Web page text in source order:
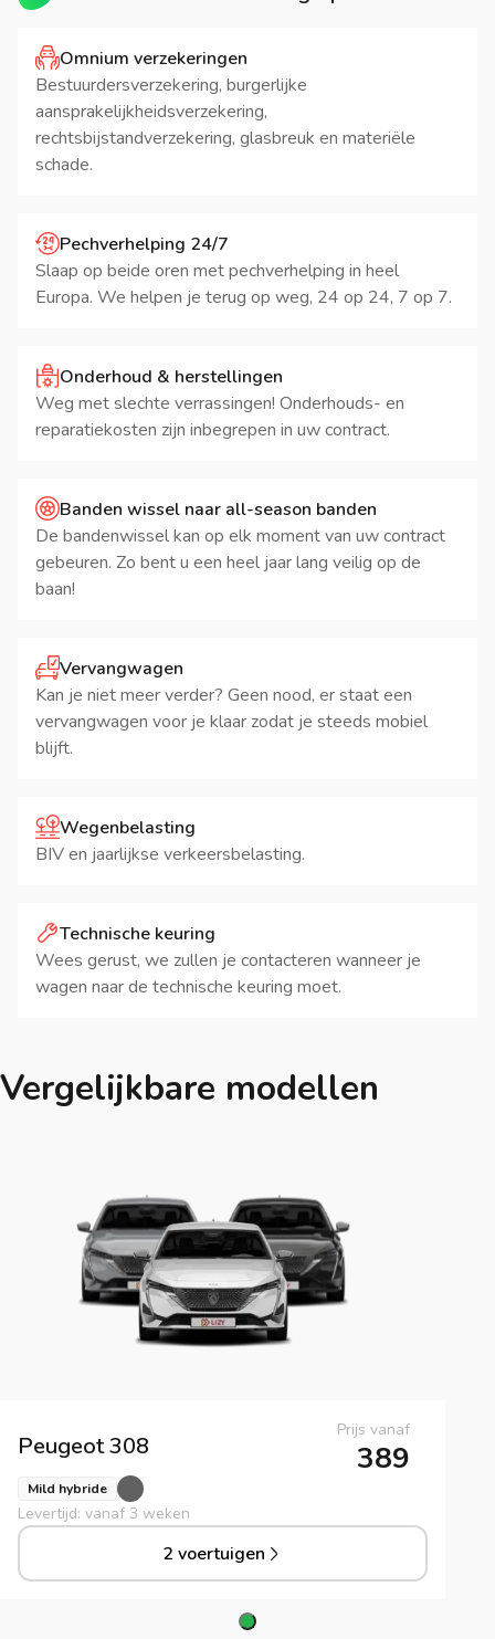
Vergelijkbare modellen
Peugeot308
Prijs vanaf
389
Mild hybride
Levertijd: vanaf 3 weken
2 voertuigen
Omnium verzekeringen
Bestuurdersverzekering, burgerlijke
aansprakelijkheidsverzekering,
rechtsbijstandverzekering, glasbreuk en materiële
schade.
Pechverhelping 24/7
Slaap op beide oren met pechverhelping in heel
Europa. We helpen je terug op weg, 24 op 24, 7 op 7.
Onderhoud & herstellingen
Weg met slechte verrassingen! Onderhouds- en
reparatiekosten zijn inbegrepen in uw contract.
Banden wissel naar all-season banden
De bandenwissel kan op elk moment van uw contract
gebeuren. Zo bent u een heel jaar lang veilig op de
baan!
Vervangwagen
Kan je niet meer verder? Geen nood, er staat een
vervangwagen voor je klaar zodat je steeds mobiel
blijft.
Wegenbelasting
BIV en jaarlijkse verkeersbelasting.
Technische keuring
Wees gerust, we zullen je contacteren wanneer je
wagen naar de technische keuring moet.